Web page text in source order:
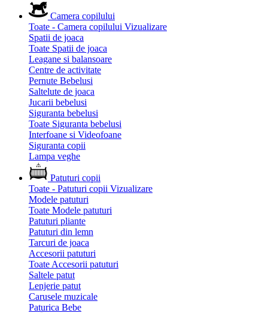
Camera copilului
Toate - Camera copilului Vizualizare
Spatii de joaca
Toate Spatii de joaca
Leagane si balansoare
Centre de activitate
Pernute Bebelusi
Saltelute de joaca
Jucarii bebelusi
Siguranta bebelusi
Toate Siguranta bebelusi
Interfoane si Videofoane
Siguranta copii
Lampa veghe
Patuturi copii
Toate - Patuturi copii Vizualizare
Modele patuturi
Toate Modele patuturi
Patuturi pliante
Patuturi din lemn
Tarcuri de joaca
Accesorii patuturi
Toate Accesorii patuturi
Saltele patut
Lenjerie patut
Carusele muzicale
Paturica Bebe